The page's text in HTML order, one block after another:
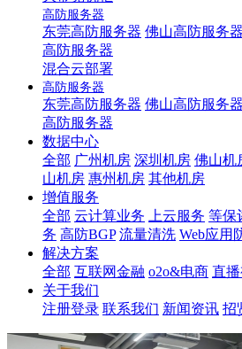
高防服务器
东莞高防服务器 佛山高防服务器
高防服务器
混合云部署
高防服务器
东莞高防服务器 佛山高防服务器
高防服务器
数据中心
全部 广州机房 深圳机房 佛山机
山机房 惠州机房 其他机房
增值服务
全部 云计算业务 上云服务 等保
务 高防BGP 流量清洗 Web应用
解决方案
全部 互联网金融 o2o&电商 直
关于我们
注册登录 联系我们 新闻资讯 招